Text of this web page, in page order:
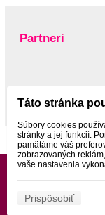
Partneri
Táto stránka
Súbory cookies
stránky a jej funkcií.
pamätáme váš
zobrazovaných
vaše nastavenia
Prispôsobiť